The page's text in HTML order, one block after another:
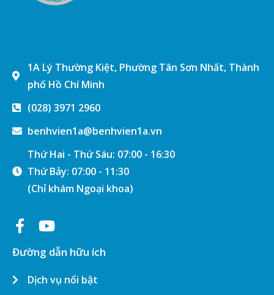
1A Lý Thường Kiệt, Phường Tân Sơn Nhất, Thành
phố Hồ Chí Minh
(028) 3971 2960
benhvien1a@benhvien1a.vn
Thứ Hai - Thứ Sáu: 07:00 - 16:30
Thứ Bảy: 07:00 - 11:30
(Chỉ khám Ngoại khoa)
Đường dẫn hữu ích
Dịch vụ nổi bật